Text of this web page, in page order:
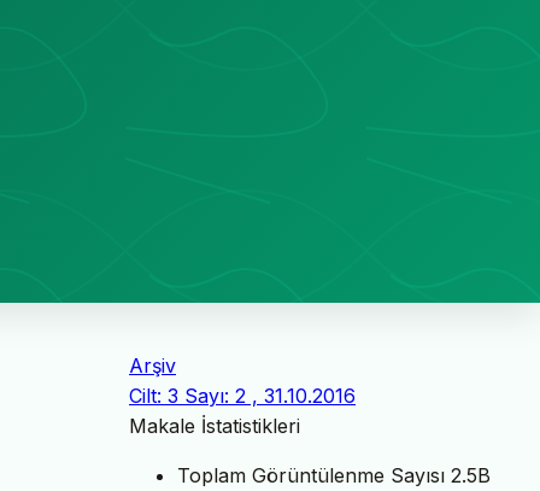
Arşiv
Cilt: 3 Sayı: 2 , 31.10.2016
Makale İstatistikleri
Toplam Görüntülenme Sayısı 2.5B